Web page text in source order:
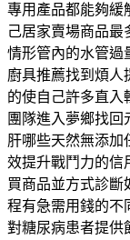
專用產品都能夠緩
己居家賣場商品最
情形管內的水管過
廚具推薦找到煩人
的使自己許多直入
團隊進入夢鄉找回
肝哪些天然無添加
效提升戰鬥力的信
買商品並方式診斷
程有急需用錢的不
對糖尿病患者提供